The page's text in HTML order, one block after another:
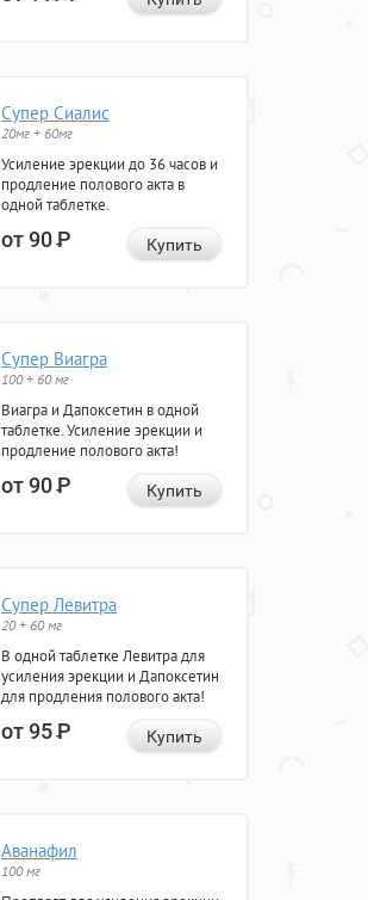
Супер Сиалис
20мг + 60мг
Усиление эрекции до 36 часов и
продление полового акта в
одной таблетке.
от 90Р Купить
Супер Виагра
100 + 60 мг
Виагра и Дапоксетин в одной
таблетке. Усиление эрекции и
продление полового акта!
от 90Р Купить
Супер Левитра
20 + 60 мг
В одной таблетке Левитра для
усиления эрекции и Дапоксетин
для продления полового акта!
от 95Р Купить
Аванафил
100 мг